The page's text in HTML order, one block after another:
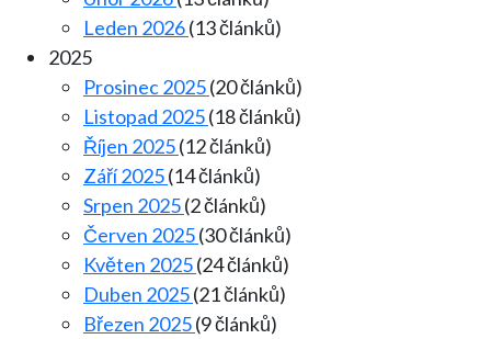
Leden 2026(13 článků)
2025
Prosinec 2025(20 článků)
Listopad 2025(18 článků)
Říjen 2025(12 článků)
Září 2025(14 článků)
Srpen 2025(2 článků)
Červen 2025(30 článků)
Květen 2025(24 článků)
Duben 2025(21 článků)
Březen 2025(9 článků)